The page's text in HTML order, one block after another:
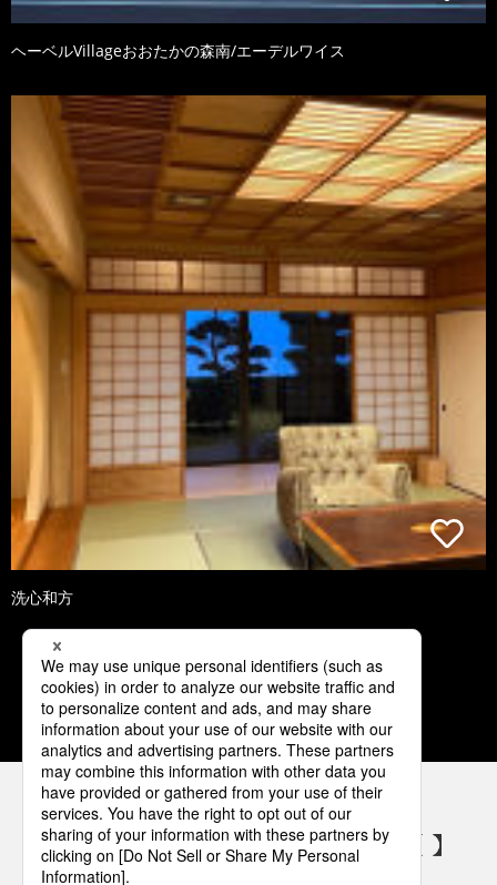
ヘーベルVillageおおたかの森南/エーデルワイス
洗心和方
1 2 3 4 5
パナソニックの電気設備 SNSアカウント